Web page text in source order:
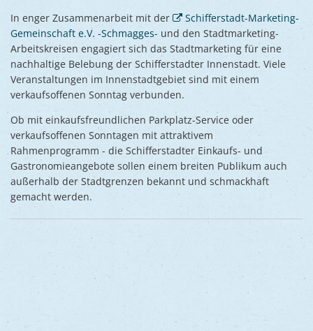
In enger Zusammenarbeit mit der
Schifferstadt-Marketing-
Gemeinschaft e.V. -Schmagges- und den Stadtmarketing-
Arbeitskreisen engagiert sich das Stadtmarketing für eine
nachhaltige Belebung der Schifferstadter Innenstadt. Viele
Veranstaltungen im Innenstadtgebiet sind mit einem
verkaufsoffenen Sonntag verbunden.
Ob mit einkaufsfreundlichen Parkplatz-Service oder
verkaufsoffenen Sonntagen mit attraktivem
Rahmenprogramm - die Schifferstadter Einkaufs- und
Gastronomieangebote sollen einem breiten Publikum auch
außerhalb der Stadtgrenzen bekannt und schmackhaft
gemacht werden.